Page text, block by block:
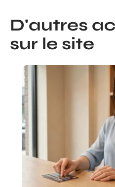
D'autres
sur le site